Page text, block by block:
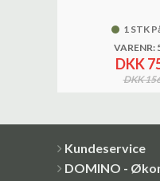
1 STK
VARENR:
DKK
DKK
Kundeservice
DOMINO -